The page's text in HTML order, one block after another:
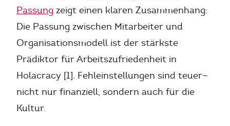
Passung zeigt einen klaren Zusammenhang:
Die Passung zwischen Mitarbeiter und
Organisationsmodell ist der stärkste
Prädiktor für Arbeitszufriedenheit in
Holacracy [1]. Fehleinstellungen sind teuer—
nicht nur finanziell, sondern auch für die
Kultur.